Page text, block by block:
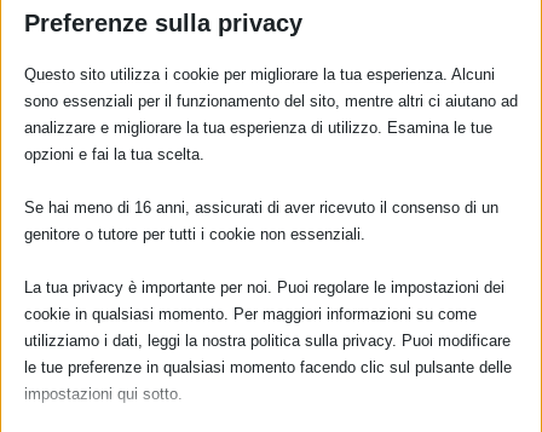
Preferenze sulla privacy
Questo sito utilizza i cookie per migliorare la tua esperienza. Alcuni
sono essenziali per il funzionamento del sito, mentre altri ci aiutano ad
analizzare e migliorare la tua esperienza di utilizzo. Esamina le tue
opzioni e fai la tua scelta.
Se hai meno di 16 anni, assicurati di aver ricevuto il consenso di un
genitore o tutore per tutti i cookie non essenziali.
La tua privacy è importante per noi. Puoi regolare le impostazioni dei
cookie in qualsiasi momento. Per maggiori informazioni su come
utilizziamo i dati, leggi la nostra politica sulla privacy. Puoi modificare
le tue preferenze in qualsiasi momento facendo clic sul pulsante delle
impostazioni qui sotto.